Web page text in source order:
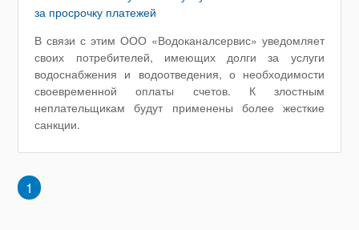
за просрочку платежей
В связи с этим ООО «Водоканалсервис» уведомляет
своих потребителей, имеющих долги за услуги
водоснабжения и водоотведения, о необходимости
своевременной оплаты счетов. К злостным
неплательщикам будут применены более жесткие
санкции.
1